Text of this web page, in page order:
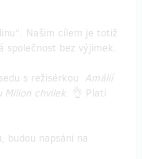
Našim cílem je totiž
společnost bez výjimek.
s režisérkou Amálií
Milion chvilek. 👌 Platí
budou napsáni na